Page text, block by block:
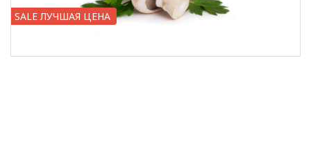
SALE ЛУЧШАЯ ЦЕНА